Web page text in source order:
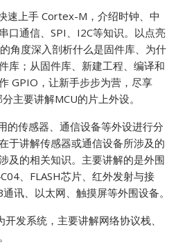
速上手 Cortex-M，介绍时钟、中
口通信、SPI、I2C等知识。以点亮
角度深入剖析什么是固件库、为什
库；从固件库、新建工程、编译和
GPIO，让新手步步为营，尽享
主要讲解MCU的片上外设。
的传感器、通信设备等外设进行分
于讲解传感器或通信设备所涉及的
及的相关知识。主要讲解的是外围
、FLASH芯片、红外发射与接
讯、以太网、触摸屏等外围设备。
发系统，主要讲解网络协议栈、